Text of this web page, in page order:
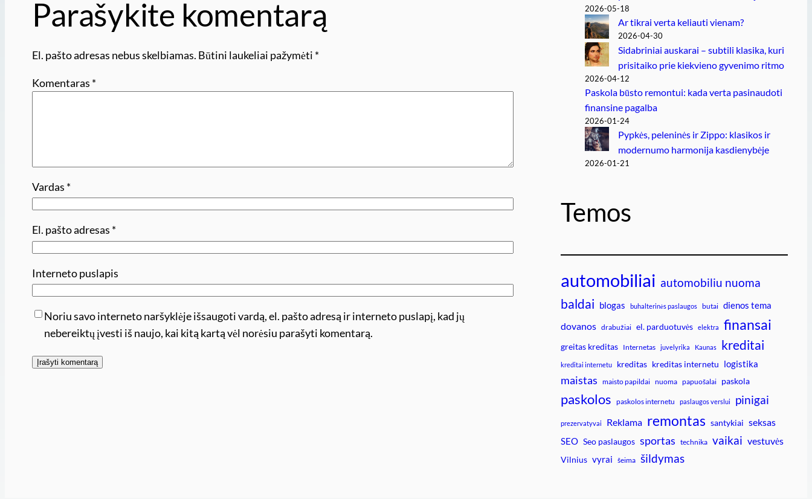
Parašykite komentarą
El. pašto adresas nebus skelbiamas. Būtini laukeliai pažymėti *
Komentaras *
Vardas *
El. pašto adresas *
Interneto puslapis
Noriu savo interneto naršyklėje išsaugoti vardą, el. pašto adresą ir interneto puslapį, kad jų
nebereiktų įvesti iš naujo, kai kitą kartą vėl norėsiu parašyti komentarą.
2026-05-18
Ar tikrai verta keliauti vienam?
2026-04-30
Sidabriniai auskarai – subtili klasika, kuri
prisitaiko prie kiekvieno gyvenimo ritmo
2026-04-12
Paskola būsto remontui: kada verta pasinaudoti
finansine pagalba
2026-01-24
Pypkės, peleninės ir Zippo: klasikos ir
modernumo harmonija kasdienybėje
2026-01-21
Temos
automobiliai automobiliu nuoma
baldai blogas buhalterinės paslaugos butai dienos tema
dovanos drabužiai el. parduotuvės elektra finansai
greitas kreditas Internetas juvelyrika Kaunas kreditai
kreditai internetu kreditas kreditas internetu logistika
maistas maisto papildai nuoma papuošalai paskola
paskolos paskolos internetu paslaugos verslui pinigai
prezervatyvai Reklama remontas santykiai seksas
SEO Seo paslaugos sportas technika vaikai vestuvės
Vilnius vyrai šeima šildymas